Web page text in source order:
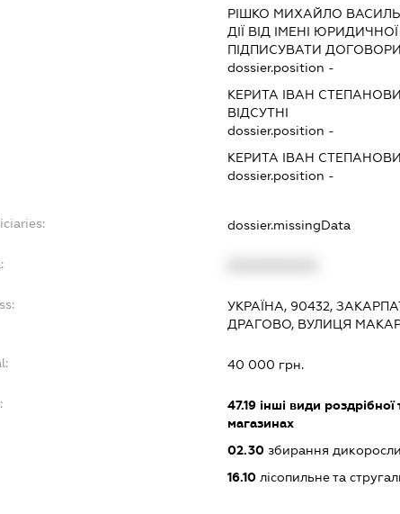
РІШКО МИХАЙЛО
ДІЇ ВІД ІМЕНІ
ПІДПИСУВАТИ
dossier.position -
КЕРИТА ІВАН
ВІДСУТНІ
dossier.position -
КЕРИТА ІВАН
dossier.position -
dossier.missingData
УКРАЇНА, 90432,
ДРАГОВО, ВУЛИЦЯ
40 000 грн.
47.19 інші види роздрібної
магазинах
02.30 збирання
16.10 лісопильне та